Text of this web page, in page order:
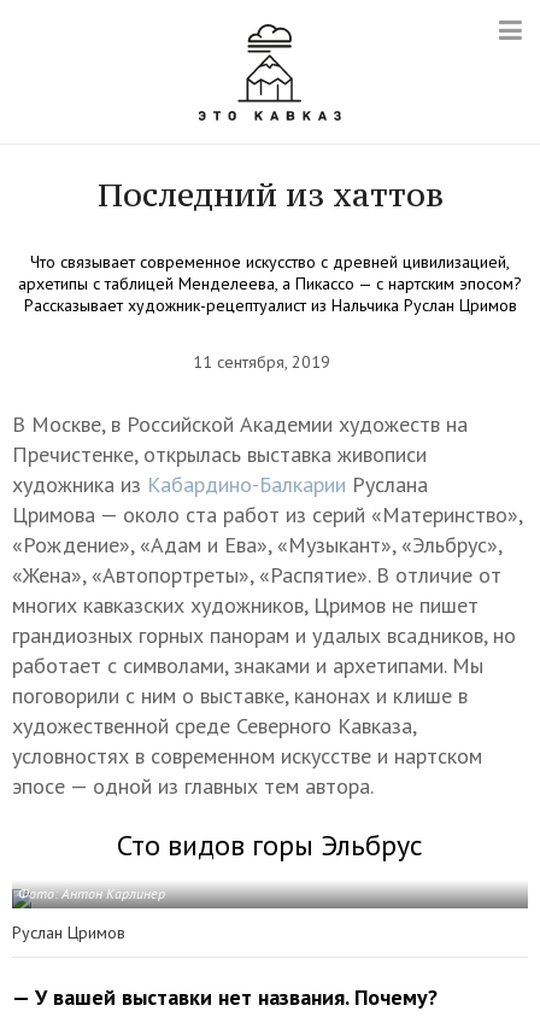
Последний из хаттов
Что связывает современное искусство с древней цивилизацией,
архетипы с таблицей Менделеева, а Пикассо — с нартским эпосом?
Рассказывает художник-рецептуалист из Нальчика Руслан Цримов
11 сентября, 2019
В Москве, в Российской Академии художеств на
Пречистенке, открылась выставка живописи
художника из Кабардино-Балкарии Руслана
Цримова — около ста работ из серий «Материнство»,
«Рождение», «Адам и Ева», «Музыкант», «Эльбрус»,
«Жена», «Автопортреты», «Распятие». В отличие от
многих кавказских художников, Цримов не пишет
грандиозных горных панорам и удалых всадников, но
работает с символами, знаками и архетипами. Мы
поговорили с ним о выставке, канонах и клише в
художественной среде Северного Кавказа,
условностях в современном искусстве и нартском
эпосе — одной из главных тем автора.
Сто видов горы Эльбрус
Фото: Антон Карлинер
Руслан Цримов
— У вашей выставки нет названия. Почему?